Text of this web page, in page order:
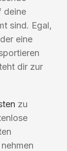
deine
sind. Egal,
eine
dir zur
zu